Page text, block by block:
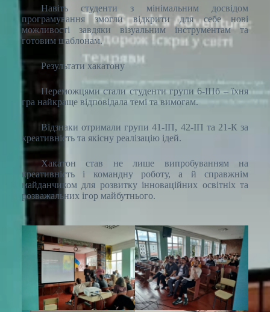
Навіть студенти з мінімальним досвідом
програмування змогли відкрити для себе нові
можливості завдяки візуальним інструментам та
готовим шаблонам.
Результати хакатону
Переможцями стали студенти групи 6-ІПб – їхня
гра найкраще відповідала темі та вимогам.
Відзнаки отримали групи 41-ІП, 42-ІП та 21-К за
креативність та якісну реалізацію ідей.
Хакатон став не лише випробуванням на
креативність і командну роботу, а й справжнім
майданчиком для розвитку інноваційних освітніх та
розважальних ігор майбутнього.